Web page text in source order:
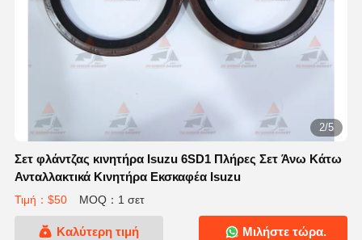
2/5
Σετ φλάντζας κινητήρα Isuzu 6SD1 Πλήρες Σετ Άνω Κάτω
Ανταλλακτικά Κινητήρα Εκσκαφέα Isuzu
Τιμή：$50 MOQ：1 σετ
Καλύτερη τιμή Μιλήστε τώρα.